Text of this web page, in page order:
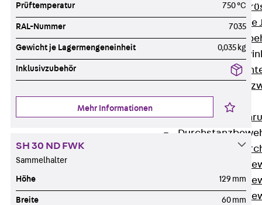
Zurück
Gerüstschuhe
Zurück
Zurück
Prüftemperatur 750 °C
RAL-Nummer 7035
Gewicht je Lagermengeneinheit 0,035 kg
Inklusivzubehör
Mehr Informationen
SH 30 ND FWK
Sammelhalter
Höhe 129 mm
Breite 60 mm